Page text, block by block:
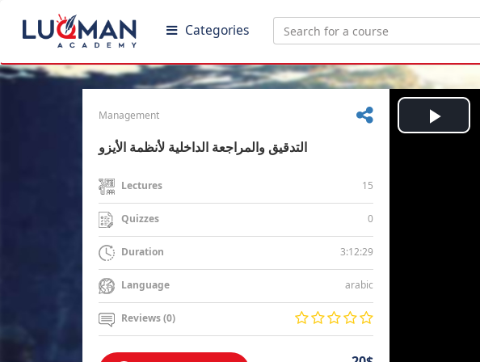
Categories
Management
التدقيق والمراجعة الداخلية لأنظمة الأيزو
Lectures 15
Quizzes 0
Duration 3:12:29
Language arabic
Reviews (0)
Play